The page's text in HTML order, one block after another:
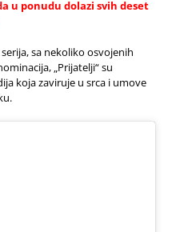
u ponudu dolazi svih deset
sa nekoliko osvojenih
„Prijatelji“ su
koja zaviruje u srca i umove